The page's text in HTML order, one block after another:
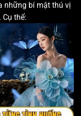
những bí mật thú vị
thể: